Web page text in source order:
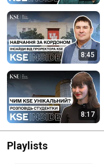
8:45
8:17
Playlists